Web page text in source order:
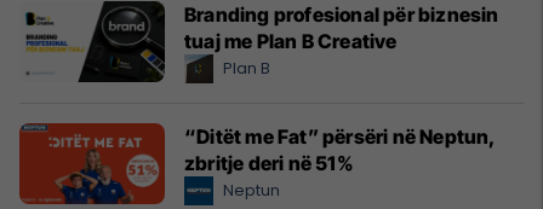
Branding profesional për biznesin
tuaj me Plan B Creative
Plan B
“Ditët me Fat” përsëri në Neptun,
zbritje deri në 51%
Neptun